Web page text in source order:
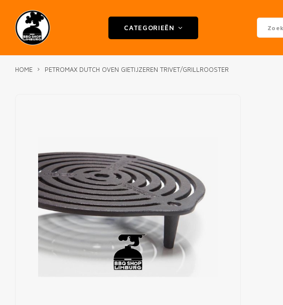
CATEGORIEËN
HOME PETROMAX DUTCH OVEN GIETIJZEREN TRIVET/GRILLROOSTER